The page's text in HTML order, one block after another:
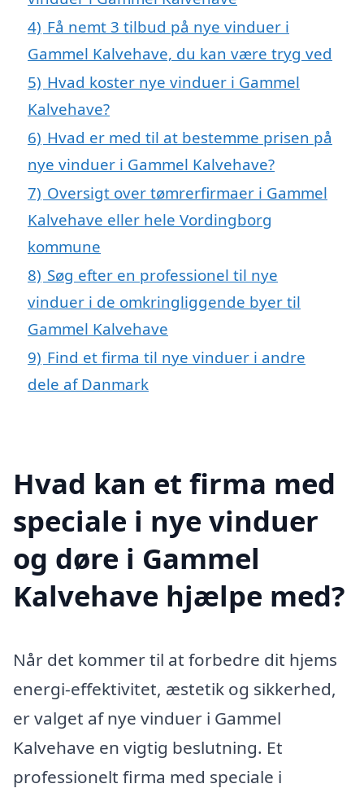
4) Få nemt 3 tilbud på nye vinduer i
Gammel Kalvehave, du kan være tryg ved
5) Hvad koster nye vinduer i Gammel
Kalvehave?
6) Hvad er med til at bestemme prisen på
nye vinduer i Gammel Kalvehave?
7) Oversigt over tømrerfirmaer i Gammel
Kalvehave eller hele Vordingborg
kommune
8) Søg efter en professionel til nye
vinduer i de omkringliggende byer til
Gammel Kalvehave
9) Find et firma til nye vinduer i andre
dele af Danmark
Hvad kan et firma med
speciale i nye vinduer
og døre i Gammel
Kalvehave hjælpe med?
Når det kommer til at forbedre dit hjems
energi-effektivitet, æstetik og sikkerhed,
er valget af nye vinduer i Gammel
Kalvehave en vigtig beslutning. Et
professionelt firma med speciale i